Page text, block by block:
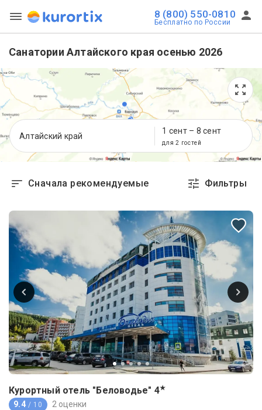
8 (800) 550-0810
Бесплатно по России
Санатории Алтайского края осенью 2026
Алтайский край
1 сент– 8 сент
для 2 гостей
Сначала рекомендуемые Фильтры
Курортный отель "Беловодье" 4★
9.4 / 10 2 оценки